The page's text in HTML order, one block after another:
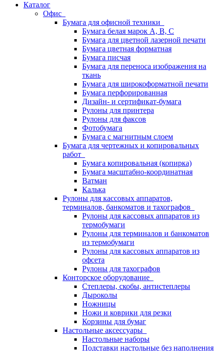
Каталог
Офис
Бумага для офисной техники
Бумага белая марок А, В, С
Бумага для цветной лазерной печати
Бумага цветная форматная
Бумага писчая
Бумага для переноса изображения на
ткань
Бумага для широкоформатной печати
Бумага перфорированная
Дизайн- и сертификат-бумага
Рулоны для принтера
Рулоны для факсов
Фотобумага
Бумага с магнитным слоем
Бумага для чертежных и копировальных
работ
Бумага копировальная (копирка)
Бумага масштабно-координатная
Ватман
Калька
Рулоны для кассовых аппаратов,
терминалов, банкоматов и тахографов
Рулоны для кассовых аппаратов из
термобумаги
Рулоны для терминалов и банкоматов
из термобумаги
Рулоны для кассовых аппаратов из
офсета
Рулоны для тахографов
Конторское оборудование
Степлеры, скобы, антистеплеры
Дыроколы
Ножницы
Ножи и коврики для резки
Корзины для бумаг
Настольные аксессуары
Настольные наборы
Подставки настольные без наполнения